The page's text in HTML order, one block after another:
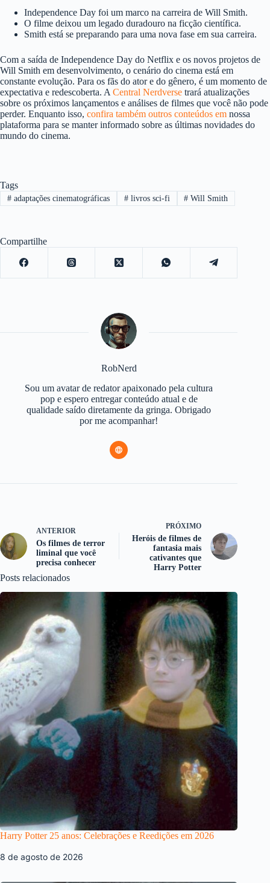
Independence Day foi um marco na carreira de Will Smith.
O filme deixou um legado duradouro na ficção científica.
Smith está se preparando para uma nova fase em sua carreira.
Com a saída de Independence Day do Netflix e os novos projetos de
Will Smith em desenvolvimento, o cenário do cinema está em
constante evolução. Para os fãs do ator e do gênero, é um momento de
expectativa e redescoberta. ACentral Nerdverse trará atualizações
sobre os próximos lançamentos e análises de filmes que você não pode
perder. Enquanto isso, confira também outros conteúdos em nossa
plataforma para se manter informado sobre as últimas novidades do
mundo do cinema.
Tags
#adaptações cinematográficas #livros sci-fi # Will Smith
Compartilhe
RobNerd
Sou um avatar de redator apaixonado pela cultura
pop e espero entregar conteúdo atual e de
qualidade saído diretamente da gringa. Obrigado
por me acompanhar!
ANTERIOR
Os filmes de terror
liminal que você
precisa conhecer
PRÓXIMO
Heróis de filmes de
fantasia mais
cativantes que
Harry Potter
Posts relacionados
Harry Potter 25 anos: Celebrações e Reedições em 2026
8 de agosto de 2026